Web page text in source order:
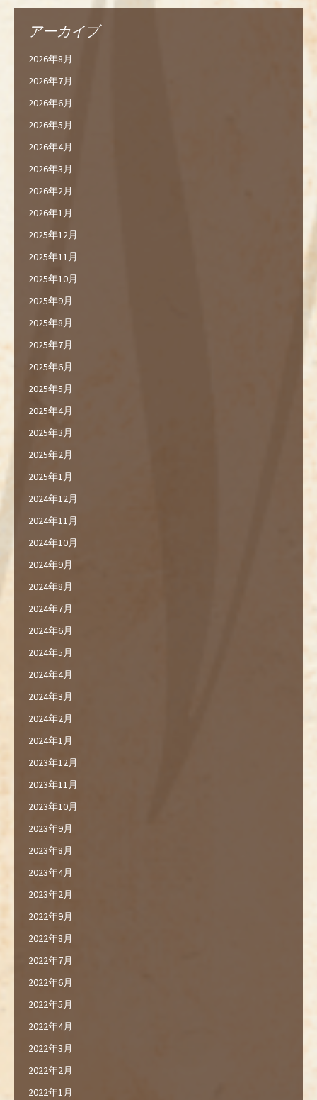
アーカイブ
2026年8月
2026年7月
2026年6月
2026年5月
2026年4月
2026年3月
2026年2月
2026年1月
2025年12月
2025年11月
2025年10月
2025年9月
2025年8月
2025年7月
2025年6月
2025年5月
2025年4月
2025年3月
2025年2月
2025年1月
2024年12月
2024年11月
2024年10月
2024年9月
2024年8月
2024年7月
2024年6月
2024年5月
2024年4月
2024年3月
2024年2月
2024年1月
2023年12月
2023年11月
2023年10月
2023年9月
2023年8月
2023年4月
2023年2月
2022年9月
2022年8月
2022年7月
2022年6月
2022年5月
2022年4月
2022年3月
2022年2月
2022年1月